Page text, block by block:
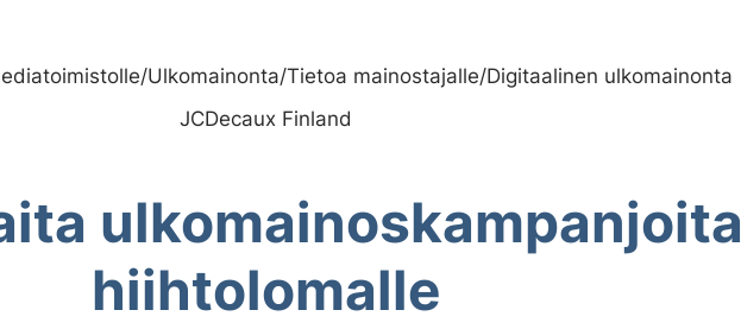
/Ulkomainonta/Tietoa mainostajalle/Digitaalinen ulkomainonta
JCDecaux Finland
ulkomainoskampanjoita
hiihtolomalle